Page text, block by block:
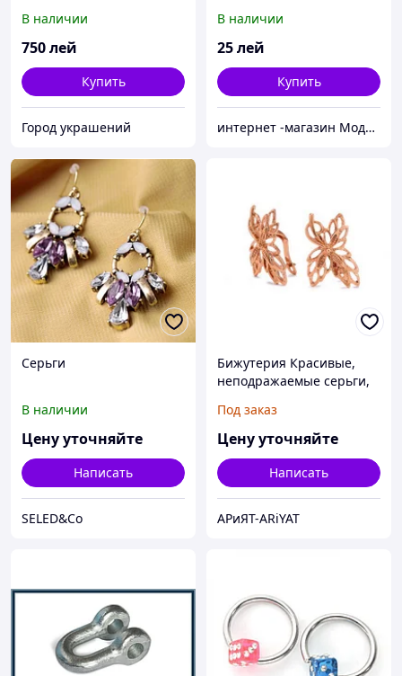
В наличии
750лей
Купить
Город украшений
В наличии
25лей
Купить
интернет -магазин Модняшка
Серьги
В наличии
Цену уточняйте
Написать
SELED&Co
Бижутерия Красивые,
неподражаемые серьги,
имеют свой стиль и
характер
Под заказ
Цену уточняйте
Написать
АРиЯТ-ARiYAT